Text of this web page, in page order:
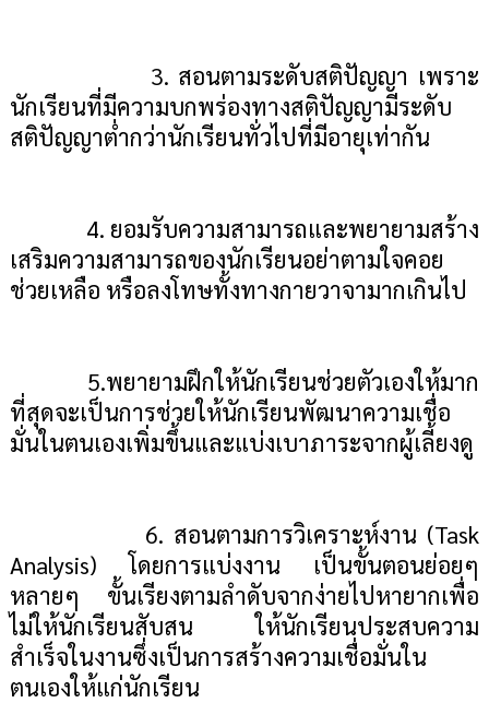
3. สอนตามระดับสติปัญญา เพราะ
นักเรียนที่มีความบกพร่องทางสติปัญญามีระดับ
สติปัญญาต่ำกว่านักเรียนทั่วไปที่มีอายุเท่ากัน
4. ยอมรับความสามารถและพยายามสร้าง
เสริมความสามารถของนักเรียนอย่าตามใจคอย
ช่วยเหลือ หรือลงโทษทั้งทางกายวาจามากเกินไป
5.พยายามฝึกให้นักเรียนช่วยตัวเองให้มาก
ที่สุดจะเป็นการช่วยให้นักเรียนพัฒนาความเชื่อ
มั่นในตนเองเพิ่มขึ้นและแบ่งเบาภาระจากผู้เลี้ยงดู
6. สอนตามการวิเคราะห์งาน (Task
Analysis) โดยการแบ่งงาน เป็นขั้นตอนย่อยๆ
หลายๆ ขั้นเรียงตามลำดับจากง่ายไปหายากเพื่อ
ไม่ให้นักเรียนสับสน ให้นักเรียนประสบความ
สำเร็จในงานซึ่งเป็นการสร้างความเชื่อมั่นใน
ตนเองให้แก่นักเรียน